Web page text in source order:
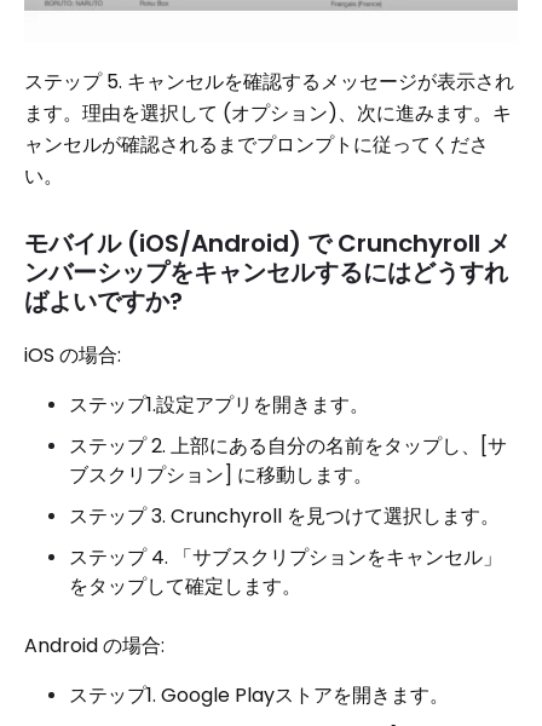
ステップ 5. キャンセルを確認するメッセージが表示され
ます。理由を選択して (オプション)、次に進みます。キ
ャンセルが確認されるまでプロンプトに従ってくださ
い。
モバイル (iOS/Android) で Crunchyroll メ
ンバーシップをキャンセルするにはどうすれ
ばよいですか?
iOS の場合:
ステップ1.設定アプリを開きます。
ステップ 2. 上部にある自分の名前をタップし、[サ
ブスクリプション] に移動します。
ステップ 3. Crunchyroll を見つけて選択します。
ステップ 4. 「サブスクリプションをキャンセル」
をタップして確定します。
Android の場合:
ステップ1. Google Playストアを開きます。